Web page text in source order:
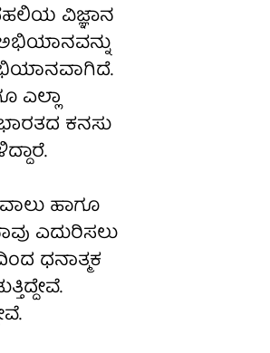
ವಿಜ್ಞಾನ
ಎಲ್ಲಾ
ಭಾರತದ ಕನಸು
ಹಾಗೂ
ಎದುರಿಸಲು
ಧನಾತ್ಮಕ